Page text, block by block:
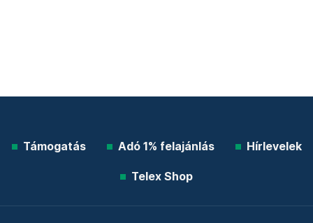
Támogatás Adó 1% felajánlás Hírlevelek
Telex Shop